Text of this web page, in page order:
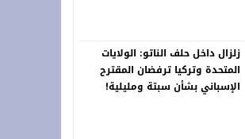
زلزال داخل حلف الناتو: الولايات
المتحدة وتركيا ترفضان المقترح
الإسباني بشأن سبتة ومليلية!